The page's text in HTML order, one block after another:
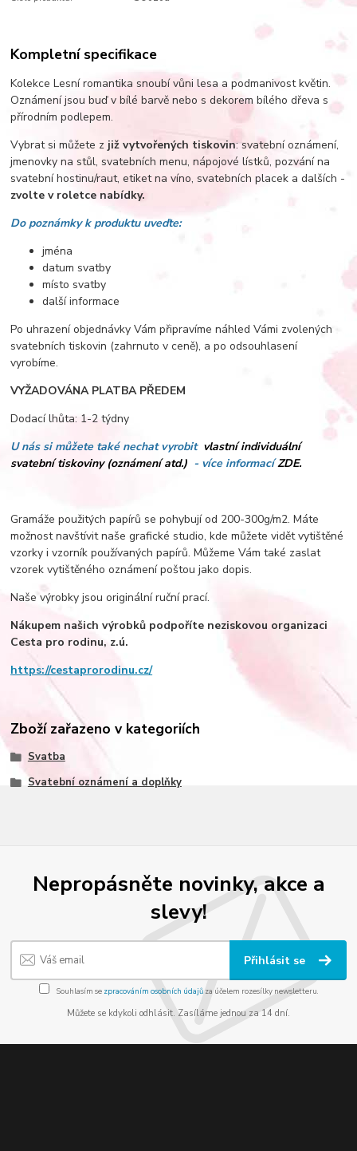
Kompletní specifikace
Kolekce Lesní romantika snoubí vůni lesa a podmanivost květin.
Oznámení jsou buď v bílé barvě nebo s dekorem bílého dřeva s
přírodním podlepem.
Vybrat si můžete z již vytvořených tiskovin: svatební oznámení,
jmenovky na stůl, svatebních menu, nápojové lístků, pozvání na
svatební hostinu/raut, etiket na víno, svatebních placek a dalších -
zvolte v roletce nabídky.
Do poznámky k produktu uveďte:
jména
datum svatby
místo svatby
další informace
Po uhrazení objednávky Vám připravíme náhled Vámi zvolených
svatebních tiskovin (zahrnuto v ceně), a po odsouhlasení
vyrobíme.
VYŽADOVÁNA PLATBA PŘEDEM
Dodací lhůta: 1-2 týdny
U nás si můžete také nechat vyrobit vlastní individuální
svatební tiskoviny (oznámení atd.) - více informacíZDE.
Gramáže použitých papírů se pohybují od 200-300g/m2. Máte
možnost navštívit naše grafické studio, kde můžete vidět vytištěné
vzorky i vzorník používaných papírů. Můžeme Vám také zaslat
vzorek vytištěného oznámení poštou jako dopis.
Naše výrobky jsou originální ruční prací.
Nákupem našich výrobků podpoříte neziskovou organizaci
Cesta pro rodinu, z.ú.­
https://cestaprorodinu.cz/
Zboží zařazeno v kategoriích
Svatba
Svatební oznámení a doplňky
Nepropásněte novinky, akce a
slevy!
Přihlásit se
Souhlasím se zpracováním osobních údajůza účelem rozesílky newsletteru.
Můžete se kdykoli odhlásit. Zasíláme jednou za 14 dní.